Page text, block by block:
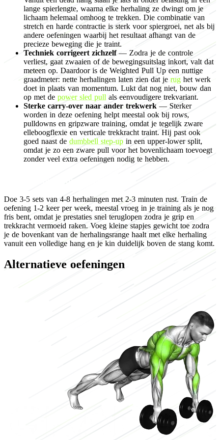
lange spierlengte, waarna elke herhaling ze dwingt om je
lichaam helemaal omhoog te trekken. Die combinatie van
stretch en harde contractie is sterk voor spiergroei, net als bij
andere oefeningen waarbij het resultaat afhangt van de
precieze beweging die je traint.
Techniek corrigeert zichzelf— Zodra je de controle
verliest, gaat zwaaien of de bewegingsuitslag inkort, valt dat
meteen op. Daardoor is de Weighted Pull Up een nuttige
graadmeter: nette herhalingen laten zien dat je rug het werk
doet in plaats van momentum. Lukt dat nog niet, bouw dan
op met de power sled pull als eenvoudigere trekvariant.
Sterke carry-over naar ander trekwerk — Sterker
worden in deze oefening helpt meestal ook bij rows,
pulldowns en gripzware training, omdat je tegelijk zware
elleboogflexie en verticale trekkracht traint. Hij past ook
goed naast de dumbbell step-up in een upper-lower split,
omdat je zo een zware pull voor het bovenlichaam toevoegt
zonder veel extra oefeningen nodig te hebben.
Doe 3-5 sets van 4-8 herhalingen met 2-3 minuten rust. Train de
oefening 1-2 keer per week, meestal vroeg in je training als je nog
fris bent, omdat je prestaties snel teruglopen zodra je grip en
trekkracht vermoeid raken. Voeg kleine stapjes gewicht toe zodra
je de bovenkant van de herhalingsrange haalt met elke herhaling
vanuit een volledige hang en je kin duidelijk boven de stang komt.
Alternatieve oefeningen